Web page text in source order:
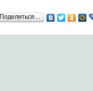
Поделиться…